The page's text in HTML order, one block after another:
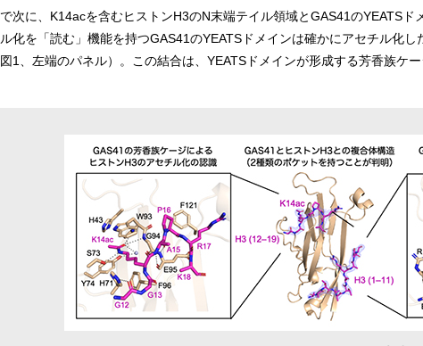
次に、K14acを含むヒストンH3のN末端テイル領域とGAS41のYEATS
化を「読む」機能を持つGAS41のYEATSドメインは確かにアセチル化
1、左端のパネル）。この結合は、YEATSドメインが形成する芳香族ケ